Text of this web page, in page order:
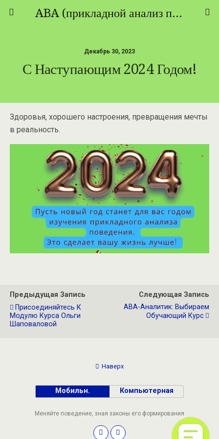
ABA (прикладной анализ поведения) - ТЕОРИЯ И ПРАКТИКА
Декабрь 30, 2023
С Наступающим 2024 Годом!
Здоровья, хорошего настроения, превращения мечты
в реальность.
Предыдущая Запись
Присоединяйтесь К
Модулю Курса Ольги
Шаповаловой
Следующая Запись
АВА-Аналитик: Выбираем
Обучающий Курс
Наверх
Мобильн. Компьютерная
Меняйте поведение, зная законы его формирования